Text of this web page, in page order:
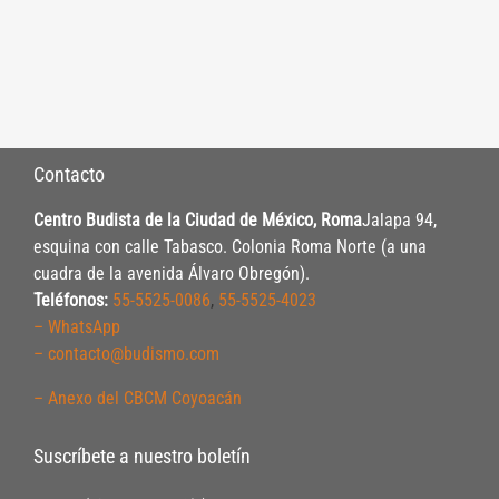
Contacto
Centro Budista de la Ciudad de México, RomaJalapa 94,
esquina con calle Tabasco. Colonia Roma Norte (a una
cuadra de la avenida Álvaro Obregón).
Teléfonos: 55-5525-0086, 55-5525-4023
– WhatsApp
– contacto@budismo.com
– Anexo del CBCM Coyoacán
Suscríbete a nuestro boletín